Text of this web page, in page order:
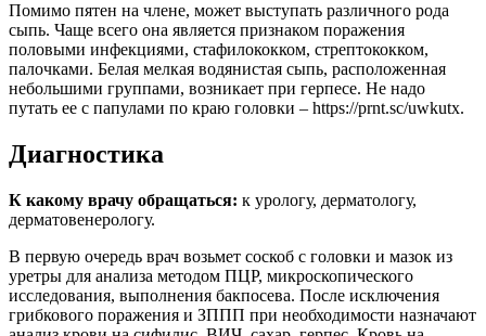
Помимо пятен на члене, может выступать различного рода
сыпь. Чаще всего она является признаком поражения
половыми инфекциями, стафилококком, стрептококком,
палочками. Белая мелкая водянистая сыпь, расположенная
небольшими группами, возникает при герпесе. Не надо
путать ее с папулами по краю головки – https://prnt.sc/uwkutx.
Диагностика
К какому врачу обращаться: к урологу, дерматологу,
дерматовенерологу.
В первую очередь врач возьмет соскоб с головки и мазок из
уретры для анализа методом ПЦР, микроскопического
исследования, выполнения бакпосева. После исключения
грибкового поражения и ЗППП при необходимости назначают